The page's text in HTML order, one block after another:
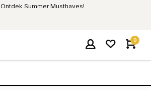
Ontdek Summer Musthaves!
0